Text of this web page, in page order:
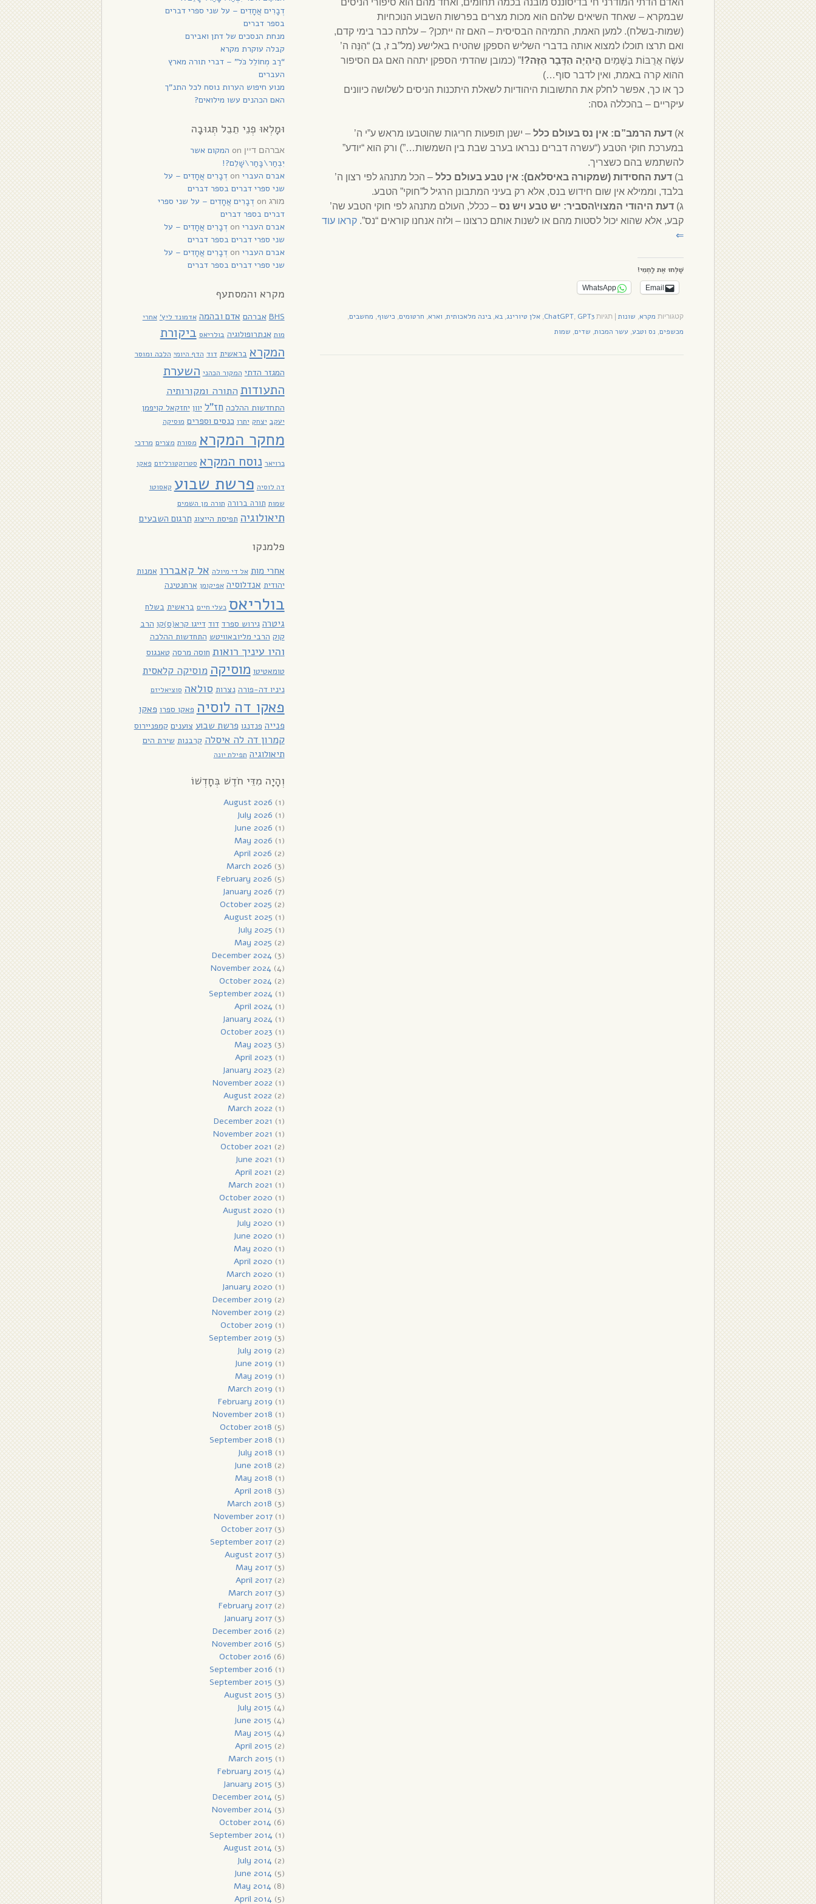
האדם הדתי המודרני חי בדיסוננס מובנה בכמה תחומים, ואחד מהם הוא סיפורי הניסים
שבמקרא – שאחד השיאים שלהם הוא מכות מצרים בפרשות השבוע הנוכחיות
(שמות-בשלח). למען האמת, התמיהה הבסיסית – האם זה ייתכן? – עלתה כבר בימי קדם,
ואם תרצו תוכלו למצוא אותה בדברי השליש הספקן שהטיח באלישע (מל”ב ז, ב) “הִנֵּה ה’
עֹשֶׂה אֲרֻבּוֹת בַּשָּׁמַיִם הֲיִהְיֶה הַדָּבָר הַזֶּה?!” (כמובן שהדתי הספקן יתהה האם גם הסיפור
ההוא קרה באמת, ואין לדבר סוף…)
כך או כך, אפשר לחלק את התשובות היהודיות לשאלת היתכנות הניסים לשלושה כיוונים
עיקריים – בהכללה גסה:
א) דעת הרמב”ם: אין נס בעולם כלל – ישנן תופעות חריגות שהוטבעו מראש ע”י ה’
במערכת חוקי הטבע (“עשרה דברים נבראו בערב שבת בין השמשות…”) ורק הוא “יודע”
להשתמש בהם כשצריך.
ב) דעת החסידות (שמקורה באיסלאם): אין טבע בעולם כלל – הכל מתנהג לפי רצון ה’
בלבד, וממילא אין שום חידוש בנס, אלא רק בעיני המתבונן הרגיל ל”חוקי” הטבע.
ג) דעת היהודי המצוי\הסביר: יש טבע ויש נס – ככלל, העולם מתנהג לפי חוקי הטבע שה’
קבע, אלא שהוא יכול לסטות מהם או לשנות אותם כרצונו – ולזה אנחנו קוראים “נס”. קראו עוד
⇐
שַׁלְּחוּ אֶת לַחְמִי!
Email
WhatsApp
קטגוריות מקרא, שונות תגיות ChatGPT, GPT3
, אלן טיורינג, בא, בינה מלאכותית, וארא, חרטומים, כישוף, מחשבים,
מכשפים, נס וטבע, עשר המכות, שדים, שמות
דְבָרִים אֲחָדִים – על שני ספרי דברים
בספר דברים
מנחת הנסכים של דתן ואבירם
קבלה עוקרת מקרא
“רַב מְחוֹלֵל כֹּל” – דברי תורה מארץ
העברים
מנוע חיפוש הערות נוסח לכל התנ”ך
האם הכהנים עשו מילואים?
וּמָלְאוּ פְנֵי תֵבֵל תְּגוּבָה
אברהם דיין
המקום אשר
יִבְחַר\בָּחַר\שָׁלֵם?!
אברם העברי
דְבָרִים אֲחָדִים – על
שני ספרי דברים בספר דברים
מורג
דְבָרִים אֲחָדִים – על שני ספרי
דברים בספר דברים
אברם העברי
דְבָרִים אֲחָדִים – על
שני ספרי דברים בספר דברים
אברם העברי
דְבָרִים אֲחָדִים – על
שני ספרי דברים בספר דברים
מקרא והמסתעף
BHS אברהם אדם ובהמה אדמונד ליץ' אחרי
מות אנתרופולוגיה בולריאס ביקורת
המקרא בראשית דוד הדף היומי הלכה ומוסר
המגזר הדתי המקור הכהני השערת
התעודות התורה ומקורותיה
התחדשות ההלכה חז"ל יוון יחזקאל קויפמן
יעקב יצחק יתרו כנסים וספרים מוסיקה
מחקר המקרא מסורת מצרים מרדכי
ברויאר נוסח המקרא סטרוקטורליזם פאקו
דה לוסיה פרשת שבוע קאסוטו
שמות תורה ברורה תורה מן השמים
תיאולוגיה תפיסת הייצוג תרגום השבעים
פלמנקו
אחרי מות אל די מיולה אל קאבררו אמנות
יהודית אנדלוסיה אפיקומן ארחנטינה
בולריאס בעלי חיים בראשית בשלח
גיטרה גירוש ספרד דוד דייגו קרא(ס)קו הרב
קוק הרבי מליובאוויטש התחדשות ההלכה
והיו עיניך רואות חוסה מרסה טאנגוס
טומאטיטו מוסיקה מוסיקה קלאסית
ניניו דה-פורה נצרות סולאה סוציאליזם
פאקו דה לוסיה פאקו ספרו פאקו
פנייה פנדנגו פרשת שבוע צוענים קמפניירוס
קמרון דה לה איסלה קרבנות שירת הים
תיאולוגיה תפילת יונה
וְהָיָה מִדֵּי חֹדֶשׁ בְּחָדְשׁוֹ
August 2026 (1)
July 2026 (1)
June 2026 (1)
May 2026 (1)
April 2026 (2)
March 2026 (3)
February 2026 (5)
January 2026 (7)
October 2025 (2)
August 2025 (1)
July 2025 (1)
May 2025 (2)
December 2024(3)
November 2024(4)
October 2024(2)
September 2024(1)
April 2024(1)
January 2024(1)
October 2023 (1)
May 2023 (3)
April 2023 (1)
January 2023 (2)
November 2022 (1)
August 2022 (2)
March 2022 (1)
December 2021 (1)
November 2021 (1)
October 2021 (2)
June 2021 (1)
April 2021 (2)
March 2021 (1)
October 2020 (1)
August 2020 (1)
July 2020 (1)
June 2020 (1)
May 2020 (1)
April 2020 (1)
March 2020 (1)
January 2020 (1)
December 2019 (2)
November 2019 (2)
October 2019 (1)
September 2019 (3)
July 2019 (2)
June 2019 (1)
May 2019 (1)
March 2019 (1)
February 2019 (1)
November 2018 (1)
October 2018 (5)
September 2018 (1)
July 2018 (1)
June 2018 (2)
May 2018 (1)
April 2018 (3)
March 2018 (3)
November 2017(1)
October 2017(3)
September 2017(2)
August 2017(3)
May 2017(3)
April 2017(2)
March 2017(3)
February 2017(2)
January 2017(3)
December 2016 (2)
November 2016 (5)
October 2016 (6)
September 2016 (1)
September 2015 (3)
August 2015 (3)
July 2015 (4)
June 2015 (4)
May 2015 (4)
April 2015 (2)
March 2015 (1)
February 2015 (4)
January 2015 (3)
December 2014(5)
November 2014(3)
October 2014(6)
September 2014(1)
August 2014(3)
July 2014(2)
June 2014(5)
May 2014(8)
April 2014(5)